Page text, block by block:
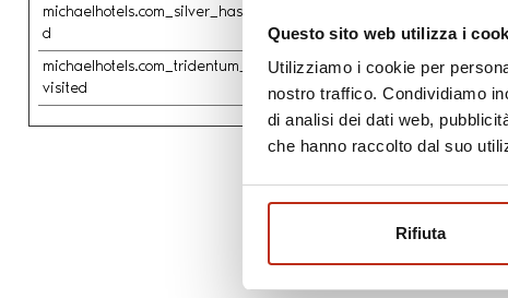
Questo sito web utilizza i
Utilizziamo i cookie per
nostro traffico. Condividiamo
di analisi dei dati web,
che hanno raccolto dal suo
Rifiuta
michaelhotels.com_silver_hasbeenvisite
d
michaelhotels.com_tridentum_hasbeen
visited
www.michaelhotels.com